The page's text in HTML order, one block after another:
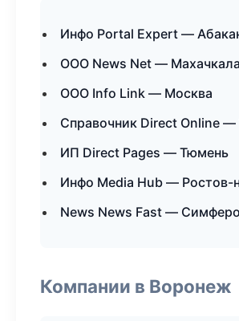
Инфо Portal Expert —
ООО News Net — Махачкала
ООО Info Link — Москва
Справочник Direct Online —
ИП Direct Pages — Тюмень
Инфо Media Hub — Ростов-
News News Fast —
Компании в Воронеж